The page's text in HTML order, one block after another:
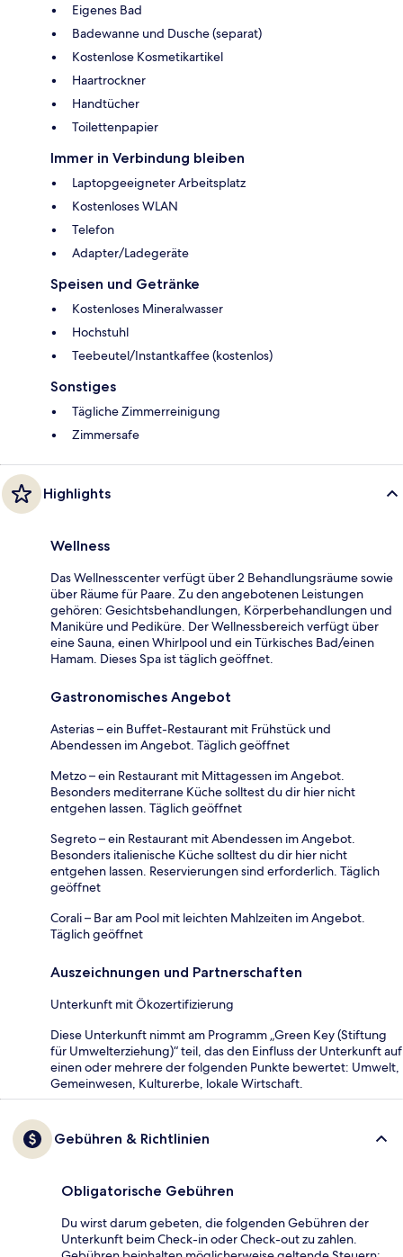
Eigenes Bad
Badewanne und Dusche (separat)
Kostenlose Kosmetikartikel
Haartrockner
Handtücher
Toilettenpapier
Immer in Verbindung bleiben
Laptopgeeigneter Arbeitsplatz
Kostenloses WLAN
Telefon
Adapter/Ladegeräte
Speisen und Getränke
Kostenloses Mineralwasser
Hochstuhl
Teebeutel/Instantkaffee (kostenlos)
Sonstiges
Tägliche Zimmerreinigung
Zimmersafe
Highlights
Wellness
Das Wellnesscenter verfügt über 2 Behandlungsräume sowie
über Räume für Paare. Zu den angebotenen Leistungen
gehören: Gesichtsbehandlungen, Körperbehandlungen und
Maniküre und Pediküre. Der Wellnessbereich verfügt über
eine Sauna, einen Whirlpool und ein Türkisches Bad/einen
Hamam. Dieses Spa ist täglich geöffnet.
Gastronomisches Angebot
Asterias – ein Buffet-Restaurant mit Frühstück und
Abendessen im Angebot. Täglich geöffnet
Metzo – ein Restaurant mit Mittagessen im Angebot.
Besonders mediterrane Küche solltest du dir hier nicht
entgehen lassen. Täglich geöffnet
Segreto – ein Restaurant mit Abendessen im Angebot.
Besonders italienische Küche solltest du dir hier nicht
entgehen lassen. Reservierungen sind erforderlich. Täglich
geöffnet
Corali – Bar am Pool mit leichten Mahlzeiten im Angebot.
Täglich geöffnet
Auszeichnungen und Partnerschaften
Unterkunft mit Ökozertifizierung
Diese Unterkunft nimmt am Programm „Green Key (Stiftung
für Umwelterziehung)“ teil, das den Einfluss der Unterkunft auf
einen oder mehrere der folgenden Punkte bewertet: Umwelt,
Gemeinwesen, Kulturerbe, lokale Wirtschaft.
Gebühren & Richtlinien
Obligatorische Gebühren
Du wirst darum gebeten, die folgenden Gebühren der
Unterkunft beim Check-in oder Check-out zu zahlen.